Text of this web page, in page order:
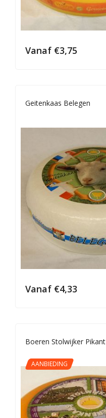
Vanaf €3,75
Geitenkaas Belegen
Vanaf €4,33
Boeren Stolwijker Pikant
AANBIEDING